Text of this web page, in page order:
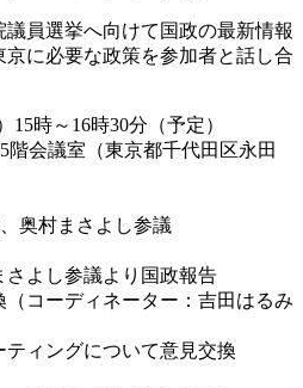
員選挙へ向けて国政の最新情報
に必要な政策を参加者と話し合
15時～16時30分（予定）
会議室（東京都千代田区永田
奥村まさよし参議
よし参議より国政報告
コーディネーター：吉田はるみ
ィングについて意見交換